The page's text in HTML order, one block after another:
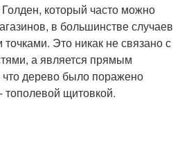
который часто можно
в большинстве случаев
Это никак не связано с
а является прямым
что дерево было поражено
щитовкой.